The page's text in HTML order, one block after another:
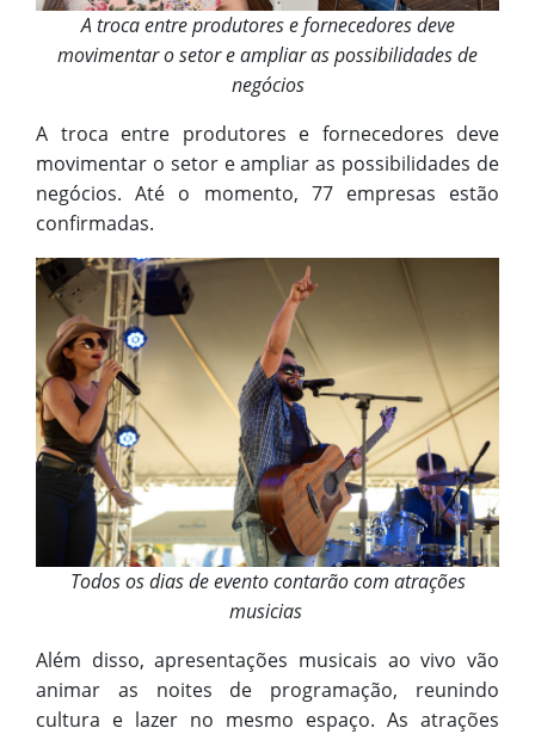
A troca entre produtores e fornecedores deve
movimentar o setor e ampliar as possibilidades de
negócios
A troca entre produtores e fornecedores deve
movimentar o setor e ampliar as possibilidades de
negócios. Até o momento, 77 empresas estão
confirmadas.
Todos os dias de evento contarão com atrações
musicias
Além disso, apresentações musicais ao vivo vão
animar as noites de programação, reunindo
cultura e lazer no mesmo espaço. As atrações